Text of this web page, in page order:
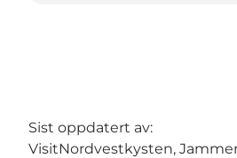
Sist oppdatert av:
VisitNordvestkysten,